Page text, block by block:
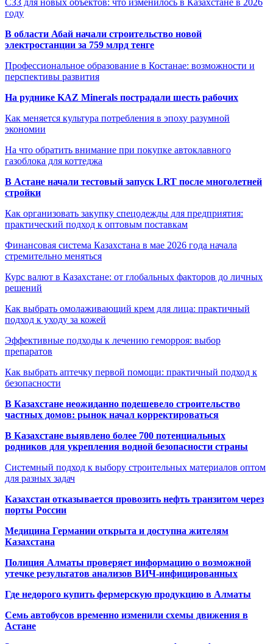
году
В области Абай начали строительство новой
электростанции за 759 млрд тенге
Профессиональное образование в Костанае: возможности и
перспективы развития
На руднике KAZ Minerals пострадали шесть рабочих
Как меняется культура потребления в эпоху разумной
экономии
На что обратить внимание при покупке автоклавного
газоблока для коттеджа
В Астане начали тестовый запуск LRT после многолетней
стройки
Как организовать закупку спецодежды для предприятия:
практический подход к оптовым поставкам
Финансовая система Казахстана в мае 2026 года начала
стремительно меняться
Курс валют в Казахстане: от глобальных факторов до личных
решений
Как выбрать омолаживающий крем для лица: практичный
подход к уходу за кожей
Эффективные подходы к лечению геморроя: выбор
препаратов
Как выбрать аптечку первой помощи: практичный подход к
безопасности
В Казахстане неожиданно подешевело строительство
частных домов: рынок начал корректироваться
В Казахстане выявлено более 700 потенциальных
родников для укрепления водной безопасности страны
Системный подход к выбору строительных материалов оптом
для разных задач
Казахстан отказывается провозить нефть транзитом через
порты России
Медицина Германии открыта и доступна жителям
Казахстана
Полиция Алматы проверяет информацию о возможной
утечке результатов анализов ВИЧ-инфицированных
Где недорого купить фермерскую продукцию в Алматы
Семь автобусов временно изменили схемы движения в
Астане